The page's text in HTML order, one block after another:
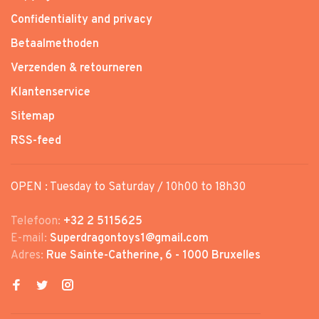
Confidentiality and privacy
Betaalmethoden
Verzenden & retourneren
Klantenservice
Sitemap
RSS-feed
OPEN : Tuesday to Saturday / 10h00 to 18h30
Telefoon: +32 2 5115625
E-mail: Superdragontoys1@gmail.com
Adres: Rue Sainte-Catherine, 6 - 1000 Bruxelles